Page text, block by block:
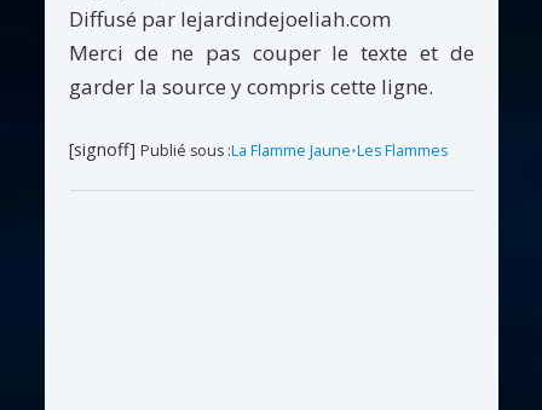
Diffusé par lejardindejoeliah.com
Merci de ne pas couper le texte et de
garder la source y compris cette ligne.
[signoff] Publié sous :La Flamme Jaune•Les Flammes